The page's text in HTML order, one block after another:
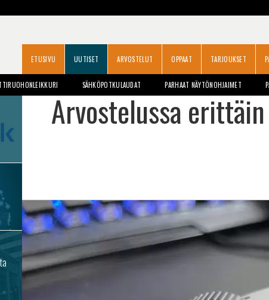
ETUSIVU UUTISET ARVOSTELUT OPPAAT TARJOUKSET
SÄHKÖPOTKULAUDAT PARHAAT NÄYTÖNOHJAIMET
Arvostelussa